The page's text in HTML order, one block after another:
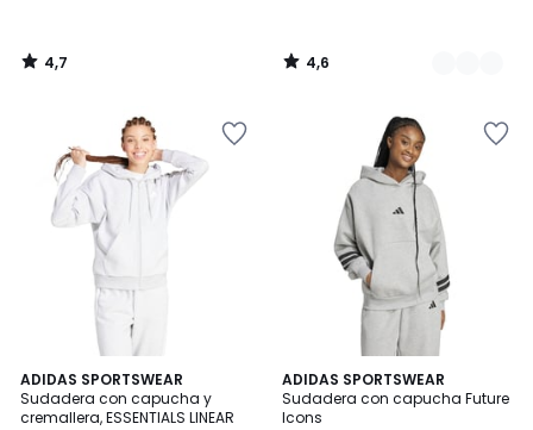
4,7
/
4,6
/
ADIDAS SPORTSWEAR
Sudadera con capucha y
cremallera, ESSENTIALS LINEAR
4,8
/ 5
2
Colores
ADIDAS SPORTSWEAR
Sudadera con capucha Future
Icons
4,7
/ 5